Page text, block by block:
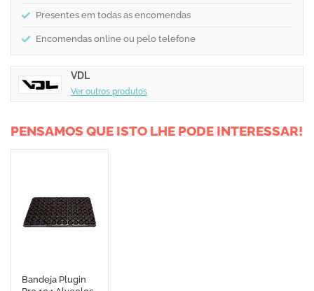
Presentes em todas as encomendas
Encomendas online ou pelo telefone
VDL
Ver outros produtos
PENSAMOS QUE ISTO LHE PODE INTERESSAR!
Bandeja Plugin